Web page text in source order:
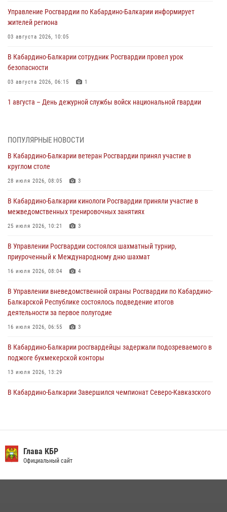
Управление Росгвардии по Кабардино-Балкарии информирует
жителей региона
03 августа 2026, 10:05
В Кабардино‑Балкарии сотрудник Росгвардии провел урок
безопасности
03 августа 2026, 06:15 1
1 августа – День дежурной службы войск национальной гвардии
мировой войне 1914-1918 годов
01 августа 2026, 07:30
поздравил специалистов подразделений тыла с профессиональным
праздником
01 августа 2026, 00:10
Росгвардия обеспечивает безопасность граждан на южном
направлении
31 июля 2026, 09:22
Состоялась рабочая встреча директора Росгвардии Героя России
генерала армии Виктора Золотова с заместителем полномочного
представителя Президента Российской Федерации в Северо-
Кавказском федеральном округе Виталием Кузнецовым
ПОПУЛЯРНЫЕ НОВОСТИ
В Кабардино-Балкарии ветеран Росгвардии принял участие в
круглом столе
28 июля 2026, 08:05 3
В Кабардино-Балкарии кинологи Росгвардии приняли участие в
межведомственных тренировочных занятиях
25 июля 2026, 10:21 3
В Управлении Росгвардии состоялся шахматный турнир,
приуроченный к Международному дню шахмат
16 июля 2026, 08:04 4
В Управлении вневедомственной охраны Росгвардии по Кабардино-
Балкарской Республике состоялось подведение итогов
деятельности за первое полугодие
16 июля 2026, 06:55 3
В Кабардино-Балкарии росгвардейцы задержали подозреваемого в
поджоге букмекерской конторы
13 июля 2026, 13:29
В Кабардино-Балкарии Завершился чемпионат Северо-Кавказского
РАДИОРУБРИКи В КАБАРДИНО-БАЛКАРИИ
12 июля 2026, 03:30
Глава КБР
Официальный сайт